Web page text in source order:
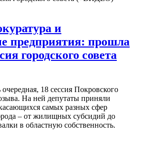
и
предприятия: прошла
городского совета
очередная, 18 сессия Покровского
На ней депутаты приняли
самых разных сфер
– от жилищных субсидий до
в областную собственность.